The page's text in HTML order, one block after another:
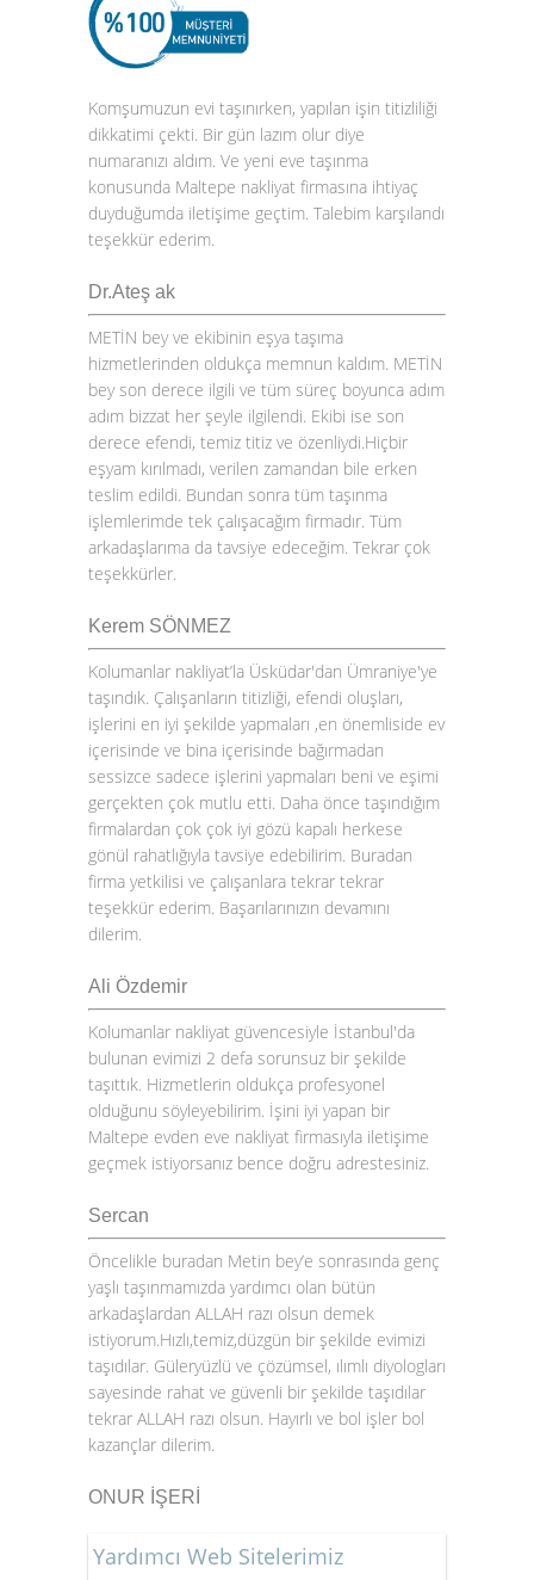
Komşumuzun evi taşınırken, yapılan işin titizliliği
dikkatimi çekti. Bir gün lazım olur diye
numaranızı aldım. Ve yeni eve taşınma
konusunda Maltepe nakliyat firmasına ihtiyaç
duyduğumda iletişime geçtim. Talebim karşılandı
teşekkür ederim.
Dr.Ateş ak
METİN bey ve ekibinin eşya taşıma
hizmetlerinden oldukça memnun kaldım. METİN
bey son derece ilgili ve tüm süreç boyunca adım
adım bizzat her şeyle ilgilendi. Ekibi ise son
derece efendi, temiz titiz ve özenliydi.Hiçbir
eşyam kırılmadı, verilen zamandan bile erken
teslim edildi. Bundan sonra tüm taşınma
işlemlerimde tek çalışacağım firmadır. Tüm
arkadaşlarıma da tavsiye edeceğim. Tekrar çok
teşekkürler.
Kerem SÖNMEZ
Kolumanlar nakliyat’la Üsküdar'dan Ümraniye'ye
taşındık. Çalışanların titizliği, efendi oluşları,
işlerini en iyi şekilde yapmaları ,en önemliside ev
içerisinde ve bina içerisinde bağırmadan
sessizce sadece işlerini yapmaları beni ve eşimi
gerçekten çok mutlu etti. Daha önce taşındığım
firmalardan çok çok iyi gözü kapalı herkese
gönül rahatlığıyla tavsiye edebilirim. Buradan
firma yetkilisi ve çalışanlara tekrar tekrar
teşekkür ederim. Başarılarınızın devamını
dilerim.
Ali Özdemir
Kolumanlar nakliyat güvencesiyle İstanbul'da
bulunan evimizi 2 defa sorunsuz bir şekilde
taşıttık. Hizmetlerin oldukça profesyonel
olduğunu söyleyebilirim. İşini iyi yapan bir
Maltepe evden eve nakliyat firmasıyla iletişime
geçmek istiyorsanız bence doğru adrestesiniz.
Sercan
Öncelikle buradan Metin bey’e sonrasında genç
yaşlı taşınmamızda yardımcı olan bütün
arkadaşlardan ALLAH razı olsun demek
istiyorum.Hızlı,temiz,düzgün bir şekilde evimizi
taşıdılar. Güleryüzlü ve çözümsel, ılımlı diyologları
sayesinde rahat ve güvenli bir şekilde taşıdılar
tekrar ALLAH razı olsun. Hayırlı ve bol işler bol
kazançlar dilerim.
ONUR İŞERİ
Yardımcı Web Sitelerimiz